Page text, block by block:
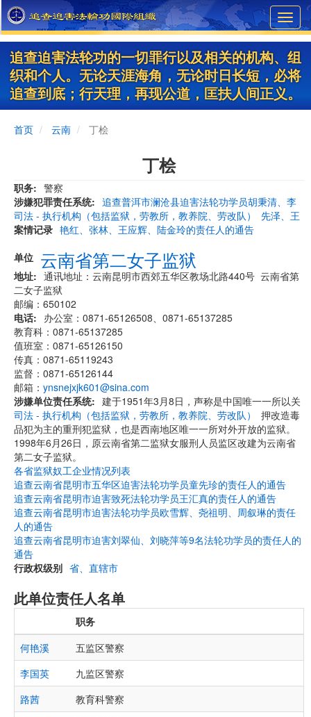
Skip
to
main
content
追查迫害法轮功的一切罪行以及相关的机构、组
织和个人。无论天涯海角，无论时日长短，必将
追查到底；行天理，再现公道，匡扶人间正义。
首页 云南 丁桧
丁桧
职务
警察
涉嫌犯罪责任系统
司法 - 执行机构（包括监狱，劳教所，教养院、劳改队）
案情记录
追查普洱市澜沧县迫害法轮功学员胡秉清、李
先泽、王
艳红、张林、王应辉、陆金玲的责任人的通告
单位 云南省第二女子监狱
地址
通讯地址：云南昆明市西郊五华区教场北路440号 云南省第
二女子监狱
邮编：650102
电话
办公室：0871-65126508、0871-65137285
教育科：0871-65137285
值班室：0871-65126150
传真：0871-65119243
监督：0871-65126144
邮箱： ynsnejxjk601@sina.com
涉嫌单位责任系统
司法 - 执行机构（包括监狱，劳教所，教养院、劳改队）
建于1951年3月8日，声称是中国唯一一所以关
押改造毒
品犯为主的重刑犯监狱，也是西南地区唯一一所对外开放的监狱。
1998年6月26日，原云南省第二监狱女服刑人员监区改建为云南省
第二女子监狱。
各省监狱奴工企业情况列表
追查云南省昆明市五华区迫害法轮功学员童先珍的责任人的通告
追查云南省昆明市迫害致死法轮功学员王汇真的责任人的通告
追查云南省昆明市迫害法轮功学员欧雪辉、尧祖明、周叙琳的责任
人的通告
追查云南省昆明市迫害刘翠仙、刘晓萍等9名法轮功学员的责任人的
通告
行政权级别 省、直辖市
此单位责任人名单
职务
何艳溪
五监区警察
李国英
九监区警察
路茜
教育科警察